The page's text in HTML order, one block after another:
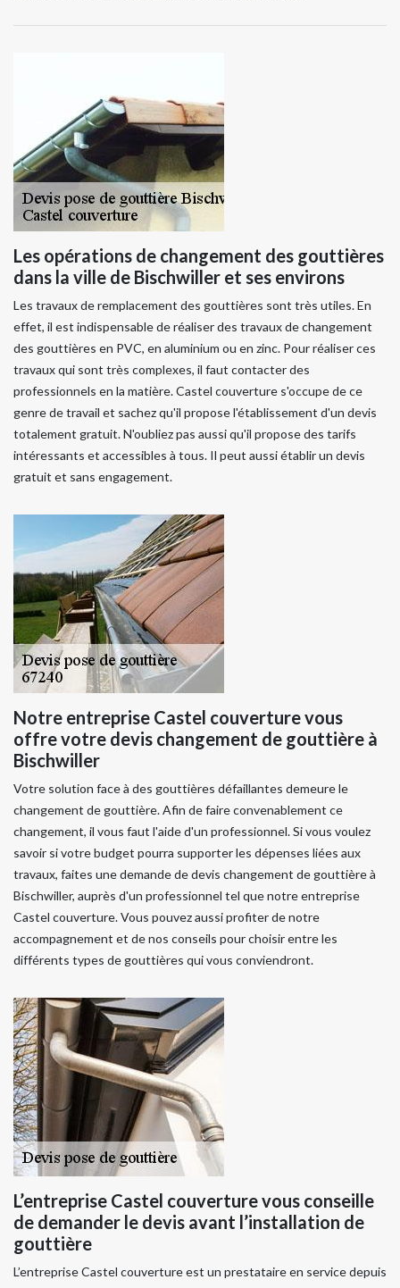
Les opérations de changement des gouttières
dans la ville de Bischwiller et ses environs
Les travaux de remplacement des gouttières sont très utiles. En
effet, il est indispensable de réaliser des travaux de changement
des gouttières en PVC, en aluminium ou en zinc. Pour réaliser ces
travaux qui sont très complexes, il faut contacter des
professionnels en la matière. Castel couverture s'occupe de ce
genre de travail et sachez qu'il propose l'établissement d'un devis
totalement gratuit. N'oubliez pas aussi qu'il propose des tarifs
intéressants et accessibles à tous. Il peut aussi établir un devis
gratuit et sans engagement.
Notre entreprise Castel couverture vous
offre votre devis changement de gouttière à
Bischwiller
Votre solution face à des gouttières défaillantes demeure le
changement de gouttière. Afin de faire convenablement ce
changement, il vous faut l'aide d'un professionnel. Si vous voulez
savoir si votre budget pourra supporter les dépenses liées aux
travaux, faites une demande de devis changement de gouttière à
Bischwiller, auprès d'un professionnel tel que notre entreprise
Castel couverture. Vous pouvez aussi profiter de notre
accompagnement et de nos conseils pour choisir entre les
différents types de gouttières qui vous conviendront.
L’entreprise Castel couverture vous conseille
de demander le devis avant l’installation de
gouttière
L’entreprise Castel couverture est un prestataire en service depuis